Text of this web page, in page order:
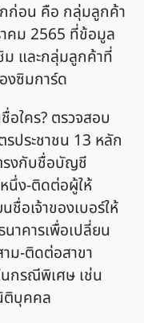
ก่อน คือ กลุ่มลูกค้า
คม 2565 ที่ข้อมูล
ม และกลุ่มลูกค้าที่
งซิมการ์ด
อใคร? ตรวจสอบ
ประชาชน 13 หลัก
รงกับชื่อบัญชี
นึ่ง-ติดต่อผู้ให้
ชื่อเจ้าของเบอร์ให้
าคารเพื่อเปลี่ยน
ม-ติดต่อสาขา
นกรณีพิเศษ เช่น
ติบุคคล